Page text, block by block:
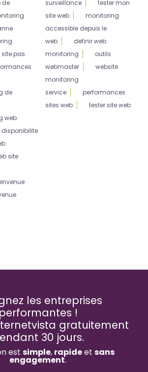
de
site pas
de
web
disponibilite
site
surveillance
tester mon
site web
monitoring
accessible depuis le
web
definir web
monitoring
outils
webmaster
website
monitoring
service
performances
sites web
tester site web
les entreprises
performantes !
gratuitement
30 jours.
est simple, rapideet sans
engagement.